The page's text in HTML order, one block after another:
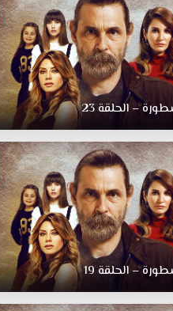
– الحلقة 23
– الحلقة 19